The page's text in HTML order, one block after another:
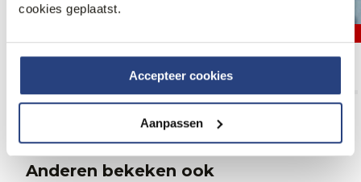
cookies geplaatst.
Accepteer cookies
Aanpassen
J.C. RAGS Sweater
J.C. RAGS Sweater
Anderen bekeken ook